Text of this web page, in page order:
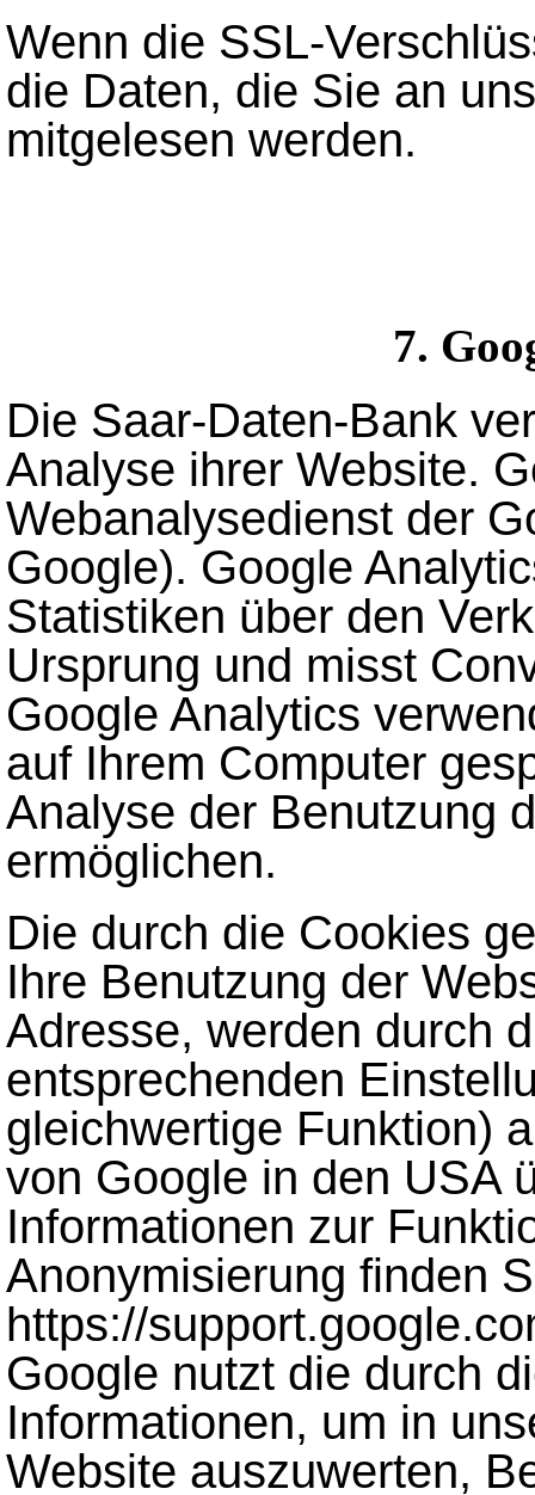
Wenn die SSL-
die Daten, die Sie an
mitgelesen werden.
7.
Die Saar-Daten-Bank
Analyse ihrer Website.
Webanalysedienst der
Google). Google
Statistiken über den
Ursprung und misst
Google Analytics
auf Ihrem Computer
Analyse der Benutzung
ermöglichen.
Die durch die Cookies
Ihre Benutzung der
Adresse, werden durch
entsprechenden
gleichwertige Funktion)
von Google in den USA
Informationen zur
Anonymisierung finden
https://
Google nutzt die durch
Informationen, um in
Website auszuwerten,